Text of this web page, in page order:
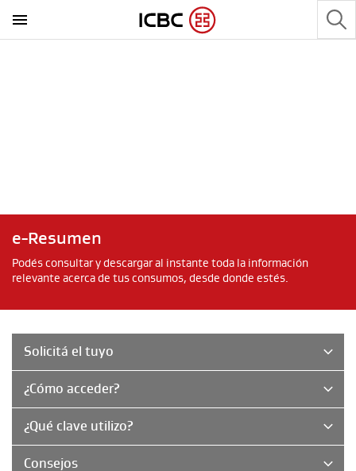
e-Resumen
Podés consultar y descargar al instante toda la información
relevante acerca de tus consumos, desde donde estés.
Solicitá el tuyo
¿Cómo acceder?
¿Qué clave utilizo?
Consejos